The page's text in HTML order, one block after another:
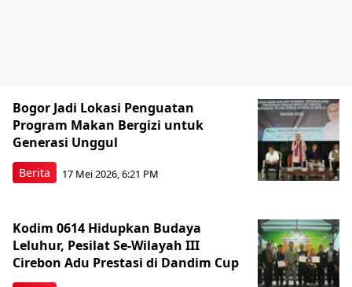
Berita
Bogor Jadi Lokasi Penguatan
Program Makan Bergizi untuk
Generasi Unggul
17 Mei 2026, 6:21 PM
Kodim 0614 Hidupkan Budaya
Leluhur, Pesilat Se-Wilayah III
Cirebon Adu Prestasi di Dandim Cup